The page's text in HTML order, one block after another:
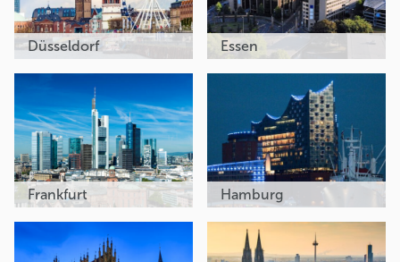
Düsseldorf Essen
Frankfurt Hamburg